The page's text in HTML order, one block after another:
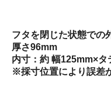
フタを閉じた状態での
厚さ96mm
内寸：約 幅125mm×
※採寸位置により誤差